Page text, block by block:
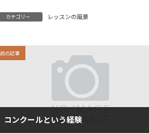
カテゴリー レッスンの風景
前の記事
コンクールという経験